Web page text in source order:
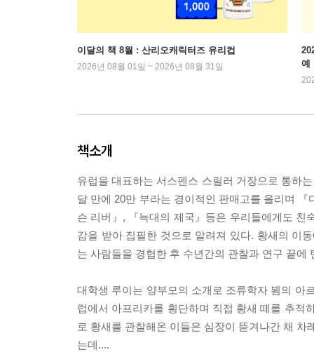
이달의 책 8월 : 산리오캐릭터즈 유리컵
2026년 08월 01일 ~ 2026년 08월 31일
예
책소개
유럽을 대표하는 서스펜스 스릴러 거장으로 통하
달 만에 20만 부라는 경이적인 판매고를 올리며
슨 리버』, 『늑대의 제국』등은 우리들에게도 친
감을 받아 집필한 것으로 알려져 있다. 황새의 이
는 사람들을 경험한 후 수년간의 관찰과 연구 끝에
대학생 루이는 양부모의 소개로 조류학자 뵘의 아
럽에서 아프리카를 횡단하며 직접 황새 떼를 추적
로 황새를 관찰해온 이들은 심장이 뜯겨나간 채
는데....